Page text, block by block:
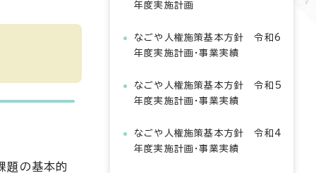
題の基本的
年度実施計画
なごや人権施策基本方針 令和6
年度実施計画・事業実績
なごや人権施策基本方針 令和5
年度実施計画・事業実績
なごや人権施策基本方針 令和4
年度実施計画・事業実績